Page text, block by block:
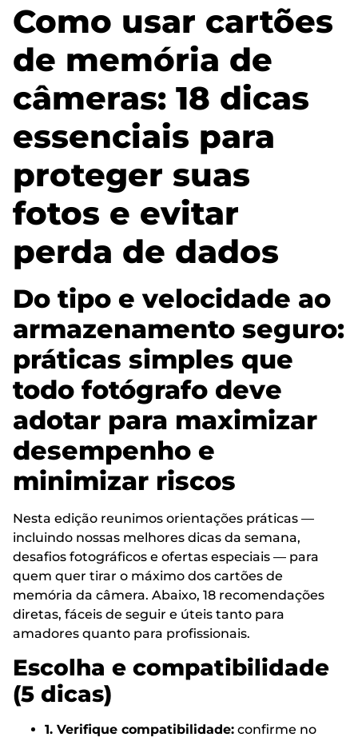
Como usar cartões
de memória de
câmeras: 18 dicas
essenciais para
proteger suas
fotos e evitar
perda de dados
Do tipo e velocidade ao
armazenamento seguro:
práticas simples que
todo fotógrafo deve
adotar para maximizar
desempenho e
minimizar riscos
Nesta edição reunimos orientações práticas —
incluindo nossas melhores dicas da semana,
desafios fotográficos e ofertas especiais — para
quem quer tirar o máximo dos cartões de
memória da câmera. Abaixo, 18 recomendações
diretas, fáceis de seguir e úteis tanto para
amadores quanto para profissionais.
Escolha e compatibilidade
(5 dicas)
1. Verifique compatibilidade: confirme no